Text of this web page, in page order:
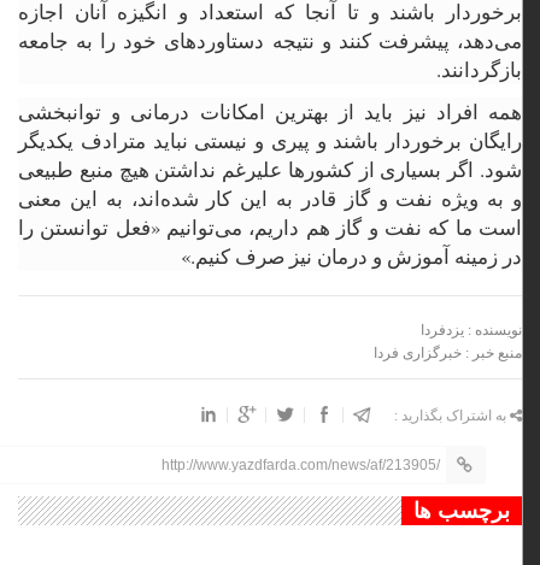
برخوردار باشند و تا آنجا که استعداد و انگیزه آنان اجازه
می‌دهد، پیشرفت کنند و نتیجه دستاوردهای خود را به جامعه
بازگردانند.
همه افراد نیز باید از بهترین امکانات درمانی و توانبخشی
رایگان برخوردار باشند و پیری و نیستی نباید مترادف یکدیگر
شود. اگر بسیاری از کشورها علیرغم نداشتن هیچ منبع طبیعی
و به ویژه نفت و گاز قادر به این کار شده‌اند، به این معنی
است ما که نفت و گاز هم داریم، می‌توانیم «فعل توانستن را
در زمینه آموزش و درمان نیز صرف کنیم.»
نویسنده : یزدفردا
منبع خبر : خبرگزاری فردا
به اشتراک بگذارید :
http://www.yazdfarda.com/news/af/213905/
برچسب ها